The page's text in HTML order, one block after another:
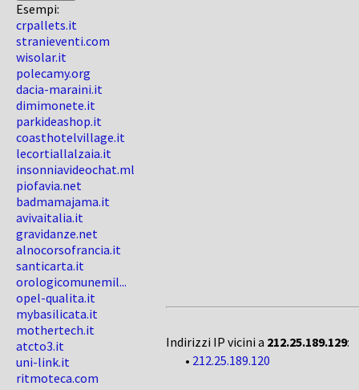
Esempi:
crpallets.it
stranieventi.com
wisolar.it
polecamy.org
dacia-maraini.it
dimimonete.it
parkideashop.it
coasthotelvillage.it
lecortiallalzaia.it
insonniavideochat.ml
piofavia.net
badmamajama.it
avivaitalia.it
gravidanze.net
alnocorsofrancia.it
santicarta.it
orologicomunemil...
opel-qualita.it
mybasilicata.it
mothertech.it
atcto3.it
uni-link.it
ritmoteca.com
Indirizzi IP vicini a 212.25.189.129:
• 212.25.189.120